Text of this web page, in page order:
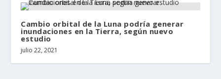
Cambio orbital de la Luna podría generar
inundaciones en la Tierra, según nuevo
estudio
julio 22, 2021